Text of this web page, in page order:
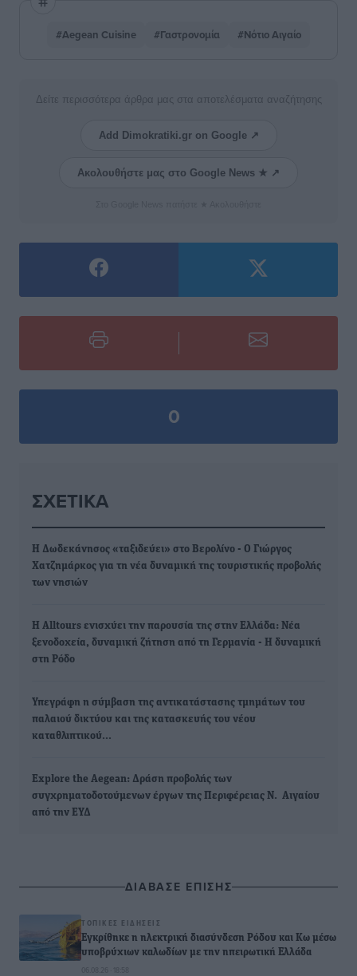
#Aegean Cuisine #Γαστρονομία #Νότιο Αιγαίο
Δείτε περισσότερα άρθρα μας στα αποτελέσματα αναζήτησης
Add Dimokratiki.gr on Google ↗
Ακολουθήστε μας στο Google News ★ ↗
0
ΣΧΕΤΙΚΆ
Η Δωδεκάνησος «ταξιδεύει» στο Βερολίνο - Ο Γιώργος
Χατζημάρκος για τη νέα δυναμική της τουριστικής προβολής
των νησιών
Η Alltours ενισχύει την παρουσία της στην Ελλάδα: Νέα
ξενοδοχεία, δυναμική ζήτηση από τη Γερμανία - H δυναμική
στη Ρόδο
Υπεγράφη η σύμβαση της αντικατάστασης τμημάτων του
παλαιού δικτύου και της κατασκευής του νέου
καταθλιπτικού…
Explore the Aegean: Δράση προβολής των
συγχρηματοδοτούμενων έργων της Περιφέρειας Ν. Αιγαίου
από την ΕΥΔ
ΔΙΑΒΑΣΕ ΕΠΙΣΗΣ
ΤΟΠΙΚΈΣ ΕΙΔΉΣΕΙΣ
Εγκρίθηκε η ηλεκτρική διασύνδεση Ρόδου και Κω μέσω
υποβρύχιων καλωδίων με την ηπειρωτική Ελλάδα
06.08.26 · 18:58